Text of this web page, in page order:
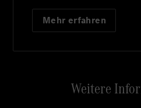
Mehr erfahren
Weitere